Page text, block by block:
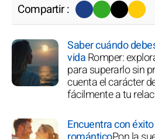
Compartir :
Saber cuándo
vidaRomper:
para superarlo sin
cuenta el carácter
fácilmente a tu
Encuentra con